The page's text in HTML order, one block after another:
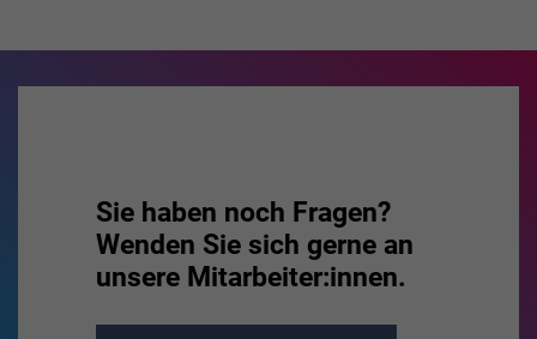
Sie haben noch Fragen?
Wenden Sie sich gerne an
unsere Mitarbeiter:innen.